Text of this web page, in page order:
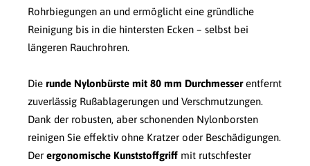
Rohrbiegungen an und ermöglicht eine gründliche
Reinigung bis in die hintersten Ecken – selbst bei
längeren Rauchrohren.
Die runde Nylonbürste mit 80 mm Durchmesserentfernt
zuverlässig Rußablagerungen und Verschmutzungen.
Dank der robusten, aber schonenden Nylonborsten
reinigen Sie effektiv ohne Kratzer oder Beschädigungen.
Der ergonomische Kunststoffgriff mit rutschfester